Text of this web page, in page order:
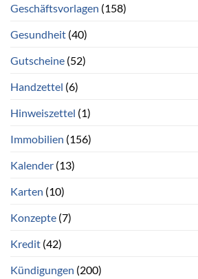
Geschäftsvorlagen (158)
Gesundheit (40)
Gutscheine (52)
Handzettel (6)
Hinweiszettel (1)
Immobilien (156)
Kalender (13)
Karten (10)
Konzepte (7)
Kredit (42)
Kündigungen (200)